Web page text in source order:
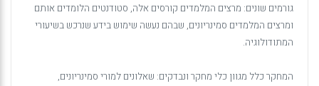
גורמים שונים: מרצים המלמדים קורסים אלה, סטודנטים הלומדים אותם
ומרצים המלמדים סמינריונים, שבהם נעשה שימוש בידע שנרכש בשיעורי
המתודולוגיה.
המחקר כלל מגוון כלי מחקר ונבדקים: שאלונים למורי סמינריונים,